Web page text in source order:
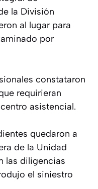
la División
al lugar para
por
constataron
requirieran
asistencial.
quedaron a
de la Unidad
las diligencias
el siniestro